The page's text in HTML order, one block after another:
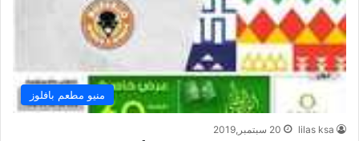
منيو مطعم بافلوز
lilas ksa 20 سبتمبر,2019